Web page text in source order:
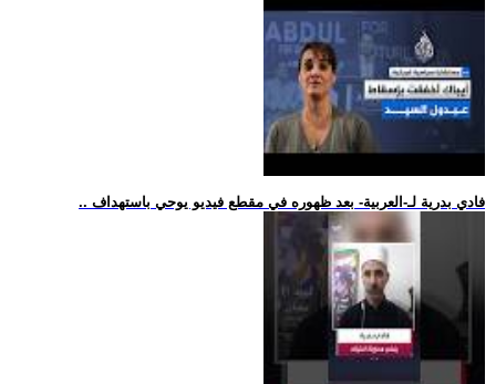
.. فادي بدرية لـ-العربية- بعد ظهوره في مقطع فيديو يوحي باستهداف